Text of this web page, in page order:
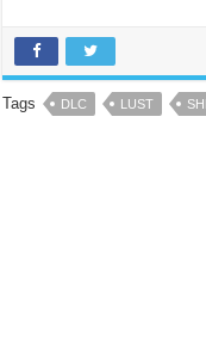
Tags DLC LUST